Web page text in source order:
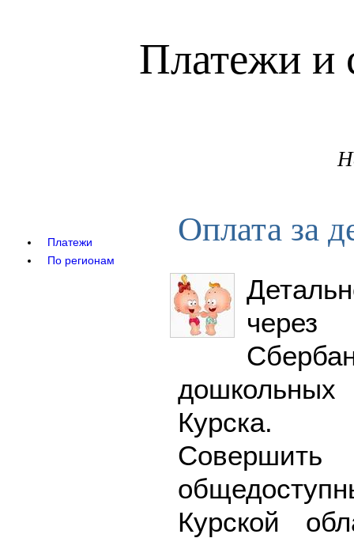
Платежи и
Платежи
По регионам
Оплата за
через
Курска.
Курской